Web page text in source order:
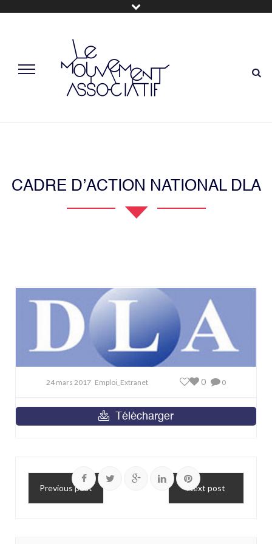
CADRE D’ACTION NATIONAL DLA
24 mars 2017 Emploi_Extranet 0
0
Télécharger
Previous post Next post